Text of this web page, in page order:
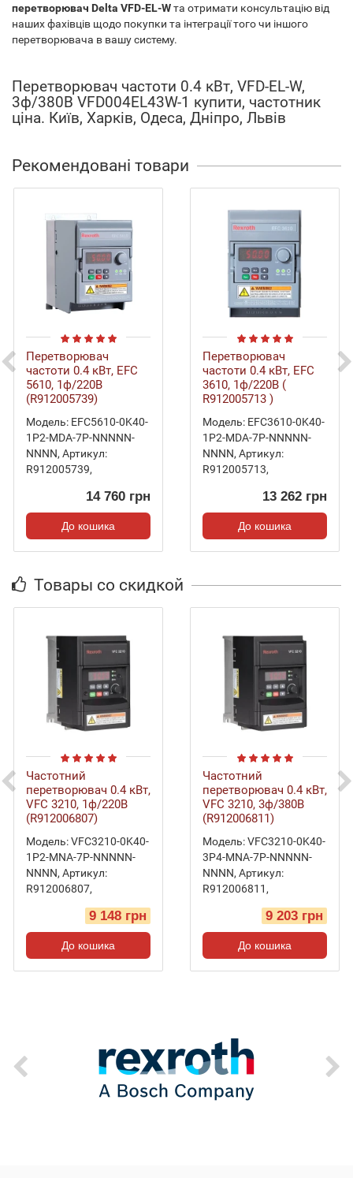
перетворювач Delta VFD-EL-Wта отримати консультацію від
наших фахівців щодо покупки та інтеграції того чи іншого
перетворювача в вашу систему.
Перетворювач частоти 0.4 кВт, VFD-EL-W,
3ф/380В VFD004EL43W-1 купити, частотник
ціна. Київ, Харків, Одеса, Дніпро, Львів
Рекомендовані товари
Перетворювач
частоти 0.4 кВт, EFC
5610, 1ф/220В
(R912005739)
Модель: EFC5610-0K40-
1P2-MDA-7P-NNNNN-
NNNN, Артикул:
R912005739,
14 760 грн
До кошика
Перетворювач
частоти 0.4 кВт, EFC
3610, 1ф/220В (
R912005713 )
Модель: EFC3610-0K40-
1Р2-MDA-7P-NNNNN-
NNNN, Артикул:
R912005713,
13 262 грн
До кошика
Товары со скидкой
Частотний
перетворювач 0.4 кВт,
VFC 3210, 1ф/220В
(R912006807)
Модель:VFC3210-0K40-
1P2-MNA-7P-NNNNN-
NNNN, Артикул:
R912006807,
9 148 грн
До кошика
Частотний
перетворювач 0.4 кВт,
VFC 3210, 3ф/380В
(R912006811)
Модель:VFC3210-0K40-
3P4-MNA-7P-NNNNN-
NNNN, Артикул:
R912006811,
9 203 грн
До кошика